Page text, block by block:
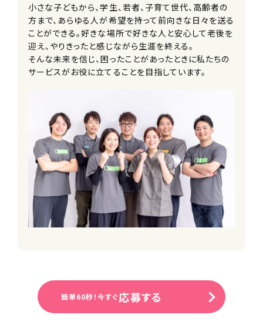
待遇・福利厚生
■入社祝い金
■交通費別途支給（上限30,000円/
月）
■車・バイク通勤可
※ガソリン代・駐車場補助あり（自社駐
■神奈川県外への転勤なし
■副業可
■各種研修制度
■資格取得支援制度
■キャリアコース選択制度
■メンター制度
■社内留学制度
※他事業を経験しにいくことができま
す
■コミュニケーション費補助
■サークル活動支援制度
■スポーツ観戦チケット配布
小さな子どもから、学生、若者、子育て世代、高齢者の
方まで、あらゆる人が希望を持って前向きな日々を送る
ことができる。好きな場所で好きな人と安心して老後を
迎え、やりきったと感じながら生涯を終える。
そんな未来を信じ、困ったことがあったときに私たちの
サービスがお役に立てることを目指しています。
簡単60秒！今すぐ応募する